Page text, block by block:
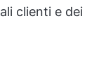
clienti e dei